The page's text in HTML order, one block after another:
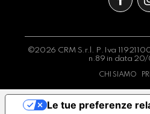
©2026 CRM S.r.l. P.Iva
n.89 in data 20/
CHI SIAMO
Le tue preferenze